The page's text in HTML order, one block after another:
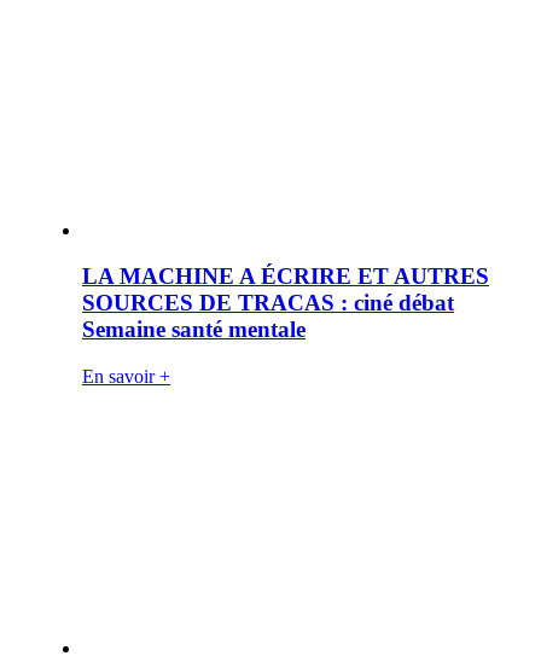
LA MACHINE A ÉCRIRE ET AUTRES
SOURCES DE TRACAS : ciné débat
Semaine santé mentale
En savoir +